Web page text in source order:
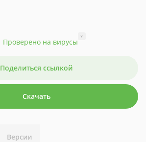
Проверено на вирусы
?
Поделиться ссылкой
Скачать
Версии